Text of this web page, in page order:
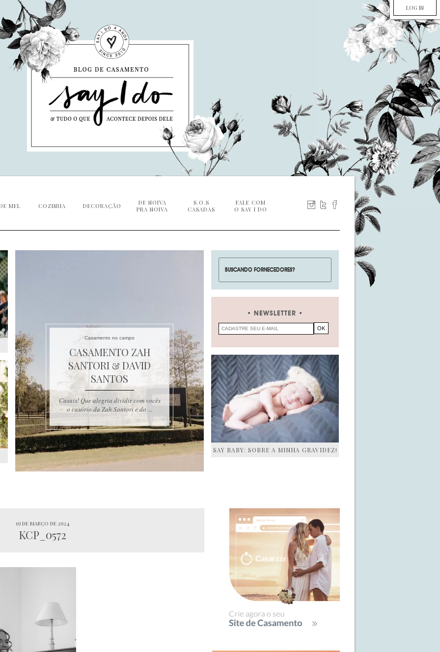
LOG IN
MEL COZINHA DECORAÇÃO
DE NOIVA
PRA NOIVA
S.O.S
CASADAS
FALE COM
O SAY I DO
Casamento no campo
CASAMENTO ZAH
SANTORI & DAVID
SANTOS
Casais! Que alegria dividir com vocês
o casório da Zah Santori e do ...
NEWSLETTER
SAY BABY: SOBRE A MINHA GRAVIDEZ!
19 de março de 2024
KCP_0572
SIDEBAR